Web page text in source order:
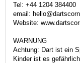
Tel: +44 1204 384400
email:
Website:
WARNUNG
Achtung: Dart ist ein
Kinder ist es